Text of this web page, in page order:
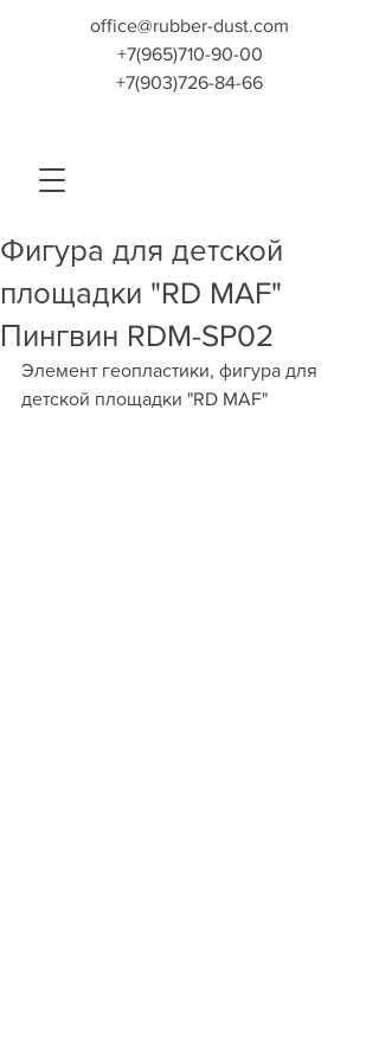
office@rubber-dust.com
+7(965)710-90-00
+7(903)726-84-66
Фигура для детской
площадки "RD MAF"
Пингвин RDM-SP02
Элемент геопластики, фигура для
детской площадки "RD MAF"